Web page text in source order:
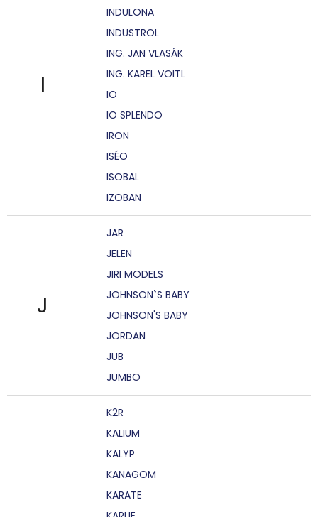
I
INDULONA
INDUSTROL
ING. JAN VLASÁK
ING. KAREL VOITL
IO
IO SPLENDO
IRON
ISÉO
ISOBAL
IZOBAN
J
JAR
JELEN
JIRI MODELS
JOHNSON`S BABY
JOHNSON'S BABY
JORDAN
JUB
JUMBO
K2R
KALIUM
KALYP
KANAGOM
KARATE